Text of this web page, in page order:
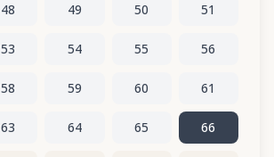
48 49 50 51
53 54 55 56
58 59 60 61
63 64 65 66